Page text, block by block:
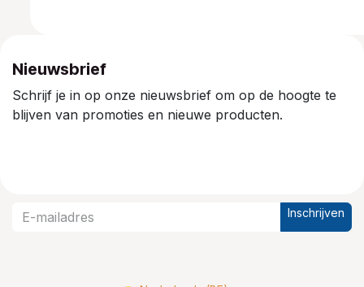
Nieuwsbrief
Schrijf je in op onze nieuwsbrief om op de hoogte te
blijven van promoties en nieuwe producten.
Inschrijven